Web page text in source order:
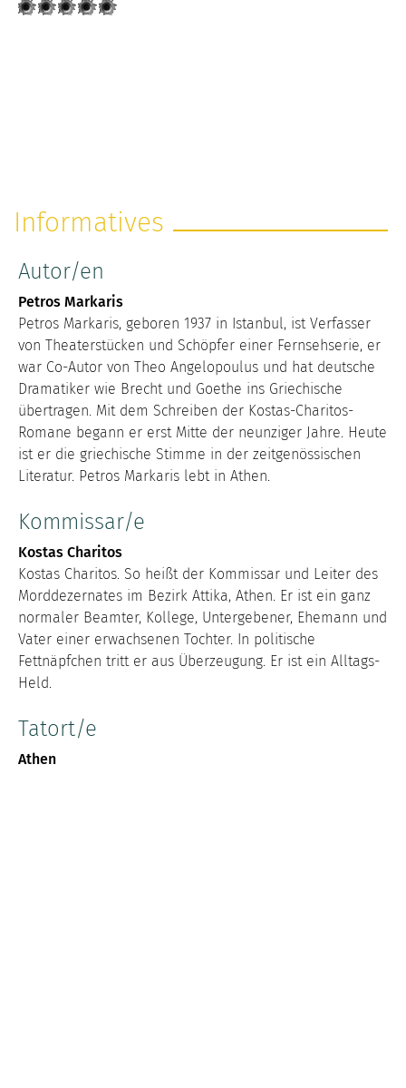
Informatives
Autor/en
Petros Markaris
Petros Markaris, geboren 1937 in Istanbul, ist Verfasser
von Theaterstücken und Schöpfer einer Fernsehserie, er
war Co-Autor von Theo Angelopoulus und hat deutsche
Dramatiker wie Brecht und Goethe ins Griechische
übertragen. Mit dem Schreiben der Kostas-Charitos-
Romane begann er erst Mitte der neunziger Jahre. Heute
ist er die griechische Stimme in der zeitgenössischen
Literatur. Petros Markaris lebt in Athen.
Kommissar/e
Kostas Charitos
Kostas Charitos. So heißt der Kommissar und Leiter des
Morddezernates im Bezirk Attika, Athen. Er ist ein ganz
normaler Beamter, Kollege, Untergebener, Ehemann und
Vater einer erwachsenen Tochter. In politische
Fettnäpfchen tritt er aus Überzeugung. Er ist ein Alltags-
Held.
Tatort/e
Athen